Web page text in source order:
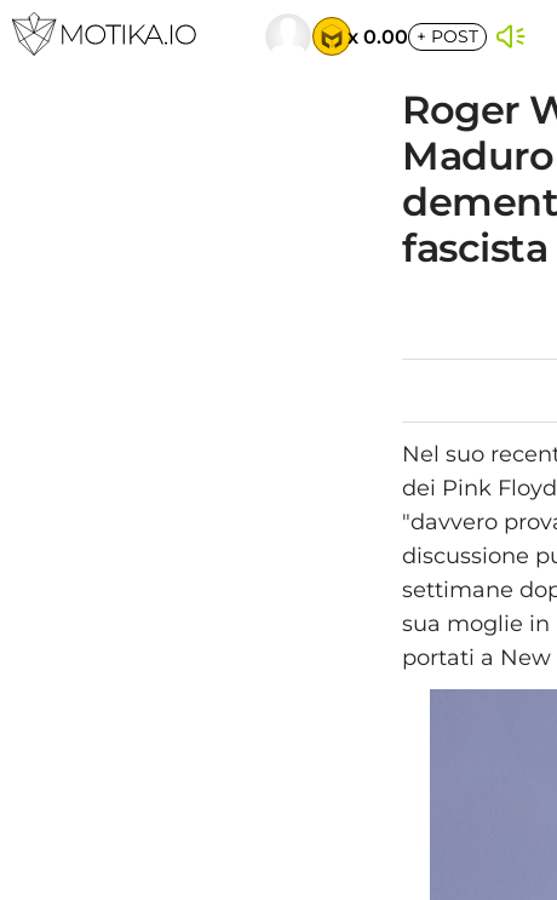
x 0.00 + POST
Roger
fascista
Nel suo
dei Pink
"davvero
discussione
settimane
sua moglie in
portati a New